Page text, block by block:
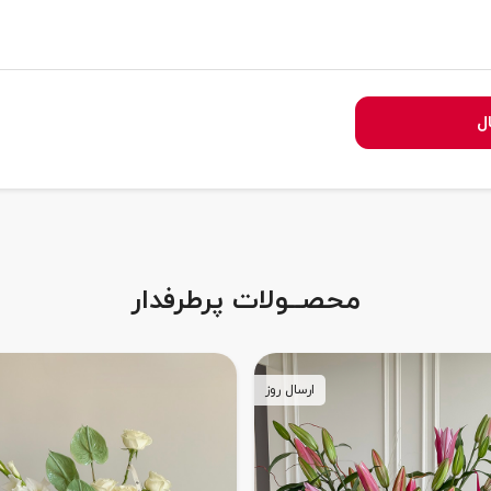
محصــولات پرطرفدار
ارسال روز